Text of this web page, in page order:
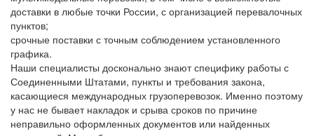
доставки в любые точки России, с организацией перевалочных
пунктов;
срочные поставки с точным соблюдением установленного
графика.
Наши специалисты досконально знают специфику работы с
Соединенными Штатами, пункты и требования закона,
касающиеся международных грузоперевозок. Именно поэтому
у нас не бывает накладок и срыва сроков по причине
неправильно оформленных документов или найденных